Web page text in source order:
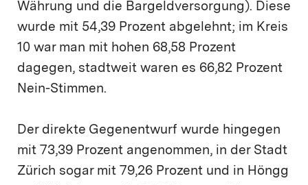
Währung und die Bargeldversorgung). Diese
wurde mit 54,39 Prozent abgelehnt; im Kreis
10 war man mit hohen 68,58 Prozent
dagegen, stadtweit waren es 66,82 Prozent
Nein-Stimmen.
Der direkte Gegenentwurf wurde hingegen
mit 73,39 Prozent angenommen, in der Stadt
Zürich sogar mit 79,26 Prozent und in Höngg